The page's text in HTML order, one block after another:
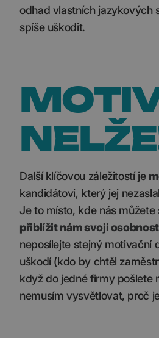
odhad vlastních jazykových
spíše uškodit.
Další klíčovou záležitostí je
kandidátovi, který jej
Je to místo, kde nás můžete
přiblížit nám svoji osobnost
neposílejte stejný motivační
uškodí (kdo by chtěl
když do jedné firmy pošlete
nemusím vysvětlovat, proč je